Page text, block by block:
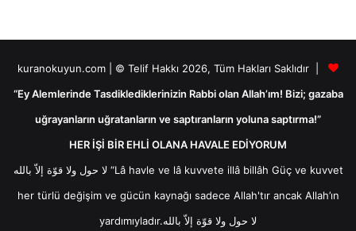
kuranokuyun.com | © Telif Hakkı 2026, Tüm Hakları Saklıdır |
“Ey Alemlerinde Tasdiklediklerinizin Rabbi olan Allah’ım! Bizi; gazaba
uğrayanların uğratanların ve saptıranların yoluna saptırma!”
HER İŞİ BİR EHLİ OLANA HAVALE EDİYORUM
لا حول ولا قوّة إلاّ بالله “Lâ havle ve lâ kuvvete illâ billâh Güç ve kuvvet
her türlü değişim ve gücün kaynağı sadece Allah'tır ancak Allah’ın
yardımıyladır.لا حول ولا قوّة إلاّ بالله